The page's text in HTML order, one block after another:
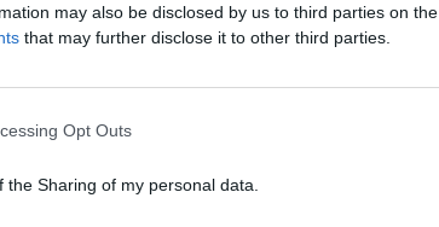
may also be disclosed by us to third parties on the
that may further disclose it to other third parties.
Opt Outs
the Sharing of my personal data.